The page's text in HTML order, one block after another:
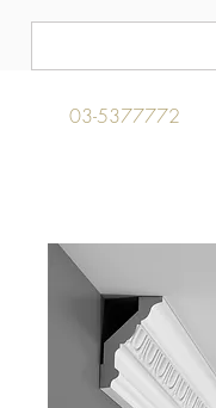
03-5377772